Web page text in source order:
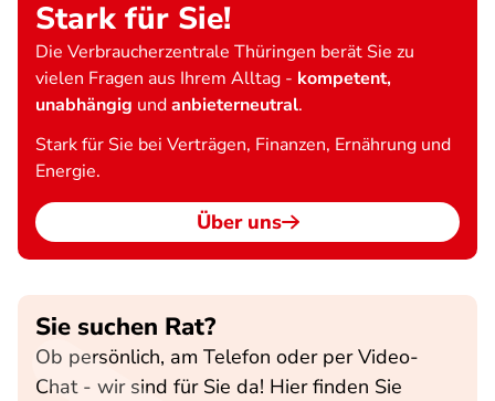
Stark für Sie!
Die Verbraucherzentrale Thüringen berät Sie zu
vielen Fragen aus Ihrem Alltag - kompetent,
unabhängig undanbieterneutral.
Stark für Sie bei Verträgen, Finanzen, Ernährung und
Energie.
Über uns
Sie suchen Rat?
Ob persönlich, am Telefon oder per Video-
Chat - wir sind für Sie da! Hier finden Sie